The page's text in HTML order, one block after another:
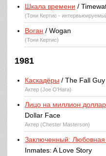
Шкала времени /
(Тони Кертис -
Воган / Wogan
(Тони Кертис)
1981
Каскадёры / The Fall Guy
Актер (Joe O'Hara)
Лицо на миллион
Dollar Face
Актер (Chester Masterson)
Заключенный: Любовная
Inmates: A Love Story